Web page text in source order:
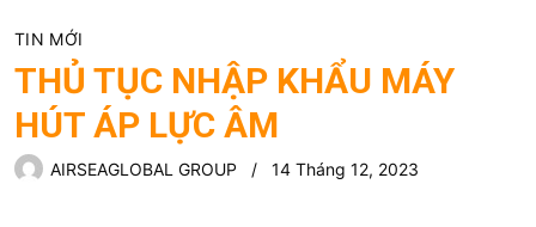
TIN MỚI
THỦ TỤC NHẬP KHẨU MÁY
HÚT ÁP LỰC ÂM
AIRSEAGLOBAL GROUP 14 Tháng 12, 2023